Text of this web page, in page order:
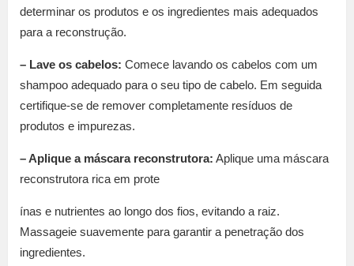
determinar os produtos e os ingredientes mais adequados
para a reconstrução.
– Lave os cabelos: Comece lavando os cabelos com um
shampoo adequado para o seu tipo de cabelo. Em seguida
certifique-se de remover completamente resíduos de
produtos e impurezas.
– Aplique a máscara reconstrutora: Aplique uma máscara
reconstrutora rica em prote
ínas e nutrientes ao longo dos fios, evitando a raiz.
Massageie suavemente para garantir a penetração dos
ingredientes.